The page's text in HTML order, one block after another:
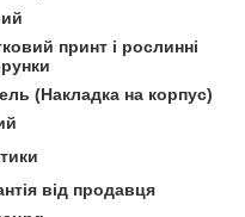
принт і рослинні
(Накладка на корпус)
від продавця